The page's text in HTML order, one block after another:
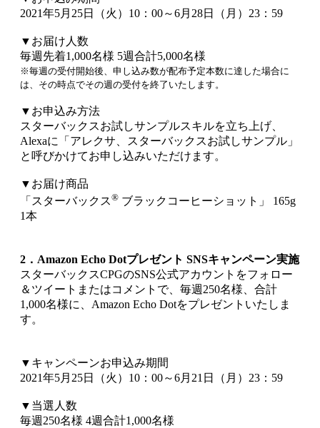
2021年5月25日（火）10：00～6月28日（月）23：59
▼お届け人数
毎週先着1,000名様 5週合計5,000名様
※毎週の受付開始後、申し込み数が配布予定本数に達した場合に
は、その時点でその週の受付を終了いたします。
▼お申込み方法
スターバックスお試しサンプルスキルを立ち上げ、
Alexaに「アレクサ、スターバックスお試しサンプル」
と呼びかけてお申し込みいただけます。
▼お届け商品
「スターバックス® ブラックコーヒーショット」 165g
1本
2．Amazon Echo Dotプレゼント SNSキャンペーン実施
スターバックスCPGのSNS公式アカウントをフォロー
＆ツイートまたはコメントで、毎週250名様、合計
1,000名様に、Amazon Echo Dotをプレゼントいたしま
す。
▼キャンペーンお申込み期間
2021年5月25日（火）10：00～6月21日（月）23：59
▼当選人数
毎週250名様 4週合計1,000名様